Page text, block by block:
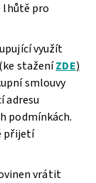
lhůtě pro
využít
staženíZDE)
smlouvy
adresu
podmínkách.
přijetí
vrátit